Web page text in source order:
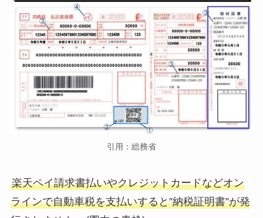
引用：総務省
楽天ペイ請求書払いやクレジットカードなどオン
ラインで自動車税を支払いすると”納税証明書”が発